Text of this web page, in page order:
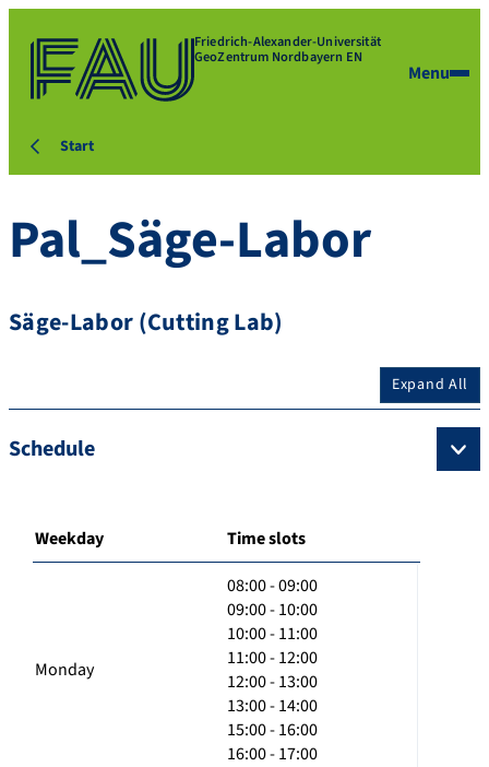
Friedrich-Alexander-Universität
GeoZentrum Nordbayern EN
Menu
Start
Pal_Säge-Labor
Säge-Labor (Cutting Lab)
Expand All
Schedule
Weekday Time slots
Monday
08:00 - 09:00
09:00 - 10:00
10:00 - 11:00
11:00 - 12:00
12:00 - 13:00
13:00 - 14:00
15:00 - 16:00
16:00 - 17:00